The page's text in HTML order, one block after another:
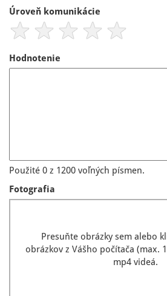
Úroveň komunikácie
Hodnotenie
Použité 0 z 1200 voľných písmen.
Fotografia
Presuňte obrázky sem alebo
obrázkov z Vášho počítača (max.
mp4 videá.